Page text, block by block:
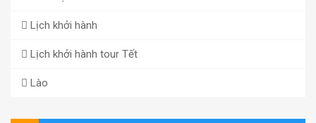
Lịch khởi hành
Lịch khởi hành tour Tết
Lào